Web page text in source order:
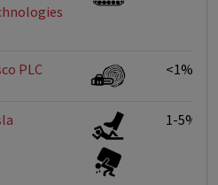
PLC <1%
1-5%